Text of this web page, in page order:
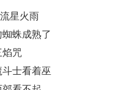
星火雨
蛛成熟了
焰咒
士看着巫